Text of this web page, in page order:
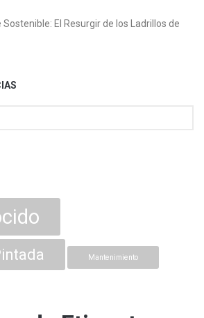
El Resurgir de los Ladrillos de
Mantenimiento